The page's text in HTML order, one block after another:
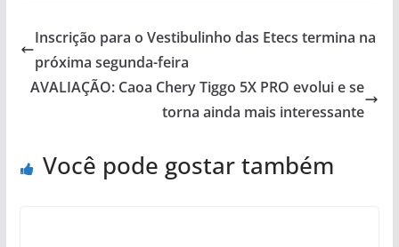
Inscrição para o Vestibulinho das Etecs termina na
próxima segunda-feira
AVALIAÇÃO: Caoa Chery Tiggo 5X PRO evolui e se
torna ainda mais interessante
Você pode gostar também